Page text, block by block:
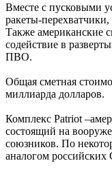
Вместе с пусковыми
ракеты-
Также американские
содействие в
ПВО.
Общая сметная
миллиарда долларов.
Комплекс Patriot
состоящий на
союзников. По
аналогом